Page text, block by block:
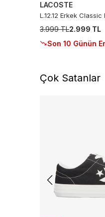
LACOSTE
L.12.12 Erkek Classic
3.999 TL2.999 TL
Son 10 Günün
Çok Satanlar